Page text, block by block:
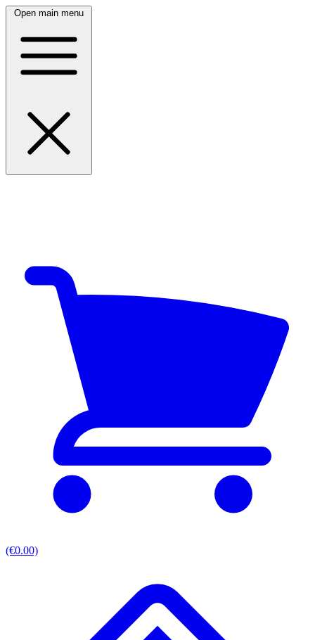
Open main menu
(€0.00)